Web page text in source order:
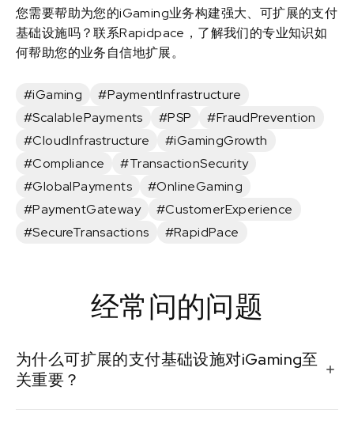
您需要帮助为您的iGaming业务构建强大、可扩展的支付
基础设施吗？联系Rapidpace，了解我们的专业知识如
何帮助您的业务自信地扩展。
#iGaming
#PaymentInfrastructure
#ScalablePayments
#PSP
#FraudPrevention
#CloudInfrastructure
#iGamingGrowth
#Compliance
#TransactionSecurity
#GlobalPayments
#OnlineGaming
#PaymentGateway
#CustomerExperience
#SecureTransactions
#RapidPace
经常问的问题
为什么可扩展的支付基础设施对iGaming至
关重要？